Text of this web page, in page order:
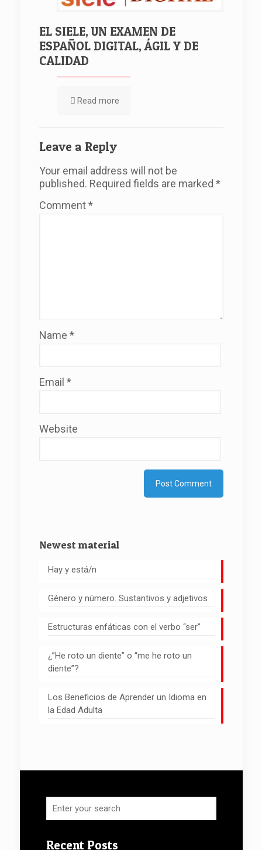
EL SIELE, UN EXAMEN DE
ESPAÑOL DIGITAL, ÁGIL Y DE
CALIDAD
Read more
Leave a Reply
Your email address will not be
published. Required fields are marked *
Comment*
Name *
Email *
Website
Newest material
Hay y está/n
Género y número. Sustantivos y adjetivos
Estructuras enfáticas con el verbo “ser”
¿”He roto un diente” o “me he roto un
diente”?
Los Beneficios de Aprender un Idioma en
la Edad Adulta
Recent Posts